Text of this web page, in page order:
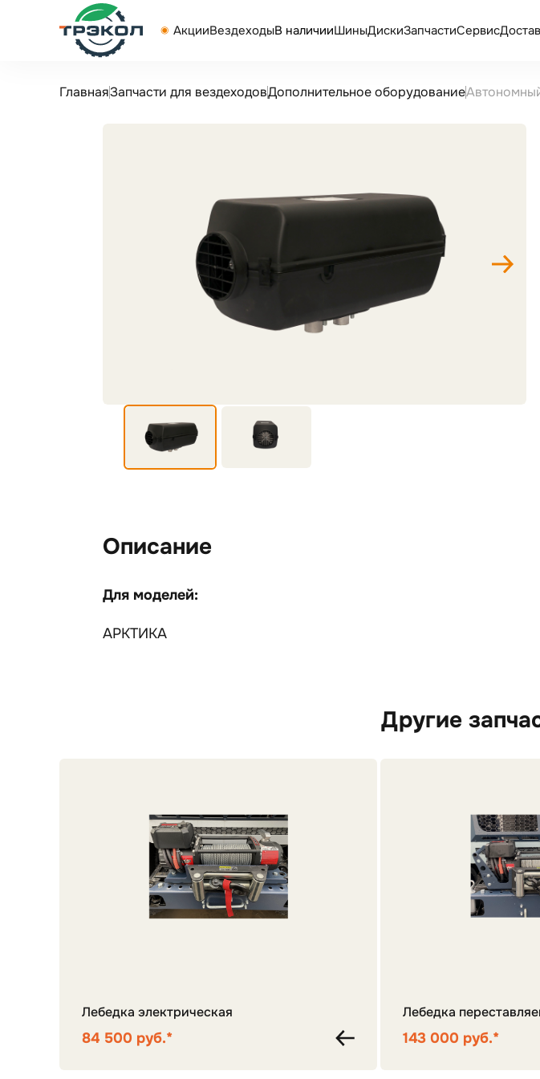
АкцииВездеходыВ наличииШиныДискиЗапчастиСервис
ГлавнаяЗапчасти для вездеходовДополнительное оборудование
Описание
Для моделей:
АРКТИКА
Другие
Лебедка электрическая
84 500 руб.*
Лебедка
143 000 руб.*